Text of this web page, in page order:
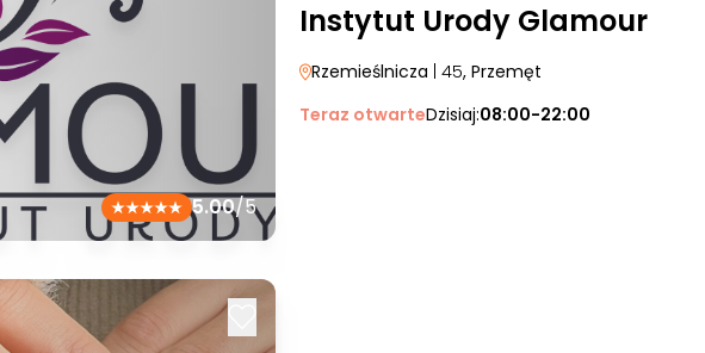
5.00/5
Instytut Urody Glamour
Rzemieślnicza | 45, Przemęt
Teraz otwarteDzisiaj:08:00-22:00